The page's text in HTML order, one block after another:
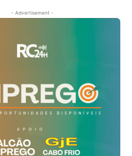
- Advertisement -